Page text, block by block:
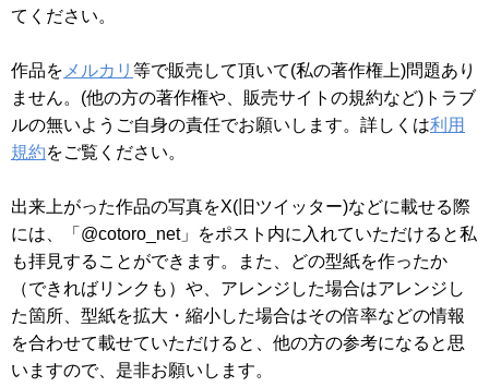
てください。
作品を メルカリ 等で販売して頂いて(私の著作権上)問題あり
ません。(他の方の著作権や、販売サイトの規約など)トラブ
ルの無いようご自身の責任でお願いします。詳しくは利用
規約をご覧ください。
出来上がった作品の写真をX(旧ツイッター)などに載せる際
には、「@cotoro_net」をポスト内に入れていただけると私
も拝見することができます。また、どの型紙を作ったか
（できればリンクも）や、アレンジした場合はアレンジし
た箇所、型紙を拡大・縮小した場合はその倍率などの情報
を合わせて載せていただけると、他の方の参考になると思
いますので、是非お願いします。